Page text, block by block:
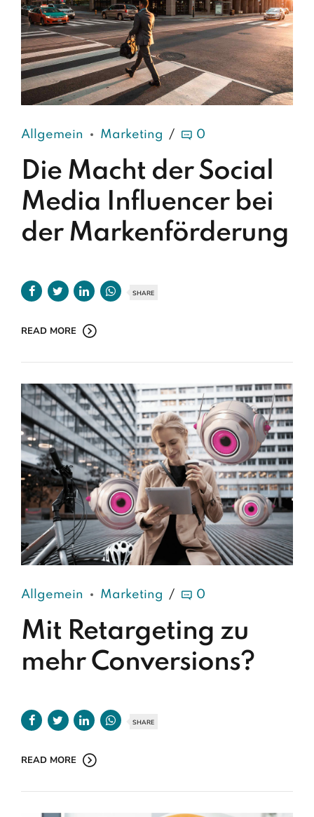
Allgemein Marketing 0
Die Macht der Social
Media Influencer bei
der Markenförderung
SHARE
READ MORE
Allgemein Marketing 0
Mit Retargeting zu
mehr Conversions?
SHARE
READ MORE